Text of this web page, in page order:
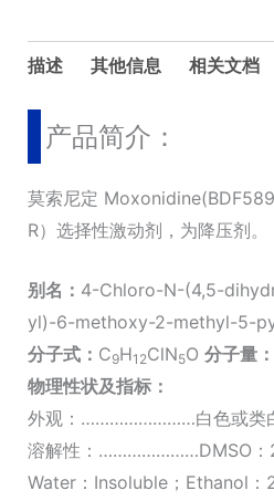
描述 其他信息 相关文档
产品简介：
莫索尼定
R）选择性激动剂，为降压剂。
别名： 4-Chloro-N-(4,5-
yl)-6-methoxy-2-methyl-5-
分子式： C9H12ClN5O 分子量：
物理性状及指标：
外观：……………………白色或类
溶解性：…………………DMSO：
Water：Insoluble；Ethanol